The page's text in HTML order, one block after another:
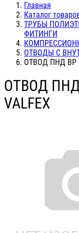
Главная
Каталог
ТРУБЫ
ФИТИНГИ
ОТВОДЫ С
ОТВОД ПНД ВР
ОТВОД ПНД
VALFEX